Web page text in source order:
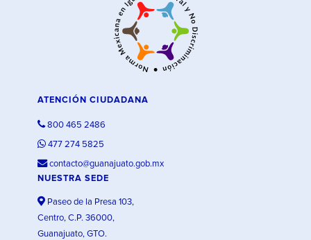
ATENCIÓN CIUDADANA
800 465 2486
477 274 5825
contacto@guanajuato.gob.mx
NUESTRA SEDE
Paseo de la Presa 103,
Centro, C.P. 36000,
Guanajuato, GTO.